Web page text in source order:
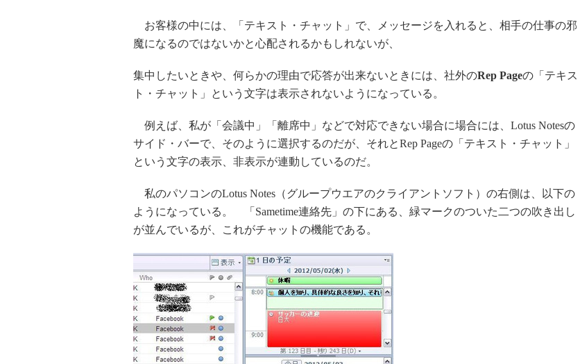
お客様の中には、「テキスト・チャット」で、メッセージを入れると、相手の仕事の邪
魔になるのではないかと心配されるかもしれないが、
集中したいときや、何らかの理由で応答が出来ないときには、社外のRep Pageの「テキス
ト・チャット」という文字は表示されないようになっている。
例えば、私が「会議中」「離席中」などで対応できない場合に場合には、Lotus Notesの
サイド・バーで、そのように選択するのだが、それとRep Pageの「テキスト・チャット」
という文字の表示、非表示が連動しているのだ。
私のパソコンのLotus Notes（グループウエアのクライアントソフト）の右側は、以下の
ようになっている。 「Sametime連絡先」の下にある、緑マークのついた二つの吹き出し
が並んでいるが、これがチャットの機能である。